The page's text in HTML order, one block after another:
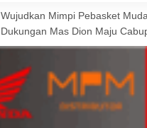
Wujudkan Mimpi Pebasket
Dukungan Mas Dion Maju